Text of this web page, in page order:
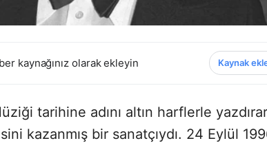
kaynağınız olarak ekleyin Kaynak
tarihine adını altın harflerle
kazanmış bir sanatçıydı. 24 Eylül